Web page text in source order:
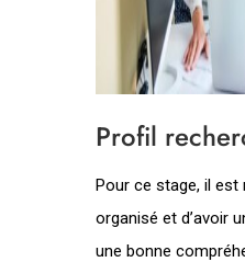
Profil
Pour ce stage, il est
organisé et d’avoir
une bonne